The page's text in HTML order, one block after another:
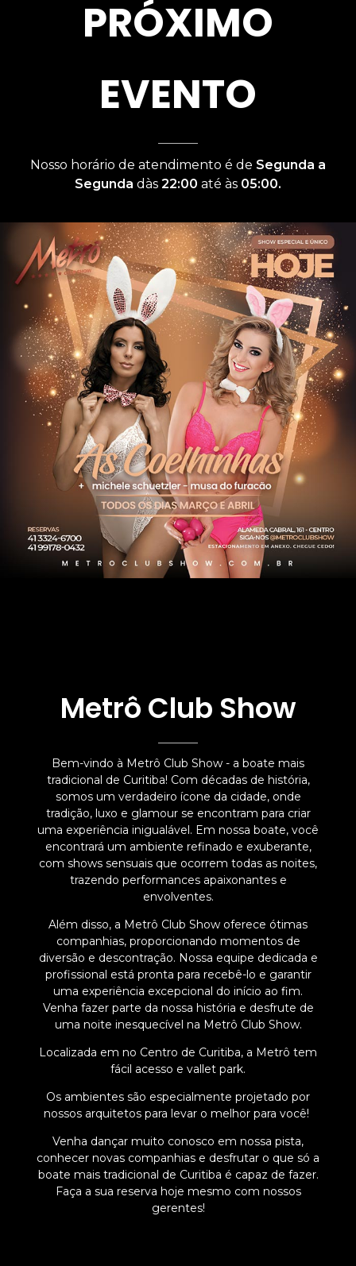
PRÓXIMO
EVENTO
Nosso horário de atendimento é de Segunda a
Segunda dàs 22:00 até às 05:00.
Metrô Club Show
Bem-vindo à Metrô Club Show - a boate mais
tradicional de Curitiba! Com décadas de história,
somos um verdadeiro ícone da cidade, onde
tradição, luxo e glamour se encontram para criar
uma experiência inigualável. Em nossa boate, você
encontrará um ambiente refinado e exuberante,
com shows sensuais que ocorrem todas as noites,
trazendo performances apaixonantes e
envolventes.
Além disso, a Metrô Club Show oferece ótimas
companhias, proporcionando momentos de
diversão e descontração. Nossa equipe dedicada e
profissional está pronta para recebê-lo e garantir
uma experiência excepcional do início ao fim.
Venha fazer parte da nossa história e desfrute de
uma noite inesquecível na Metrô Club Show.
Localizada em no Centro de Curitiba, a Metrô tem
fácil acesso e vallet park.
Os ambientes são especialmente projetado por
nossos arquitetos para levar o melhor para você!
Venha dançar muito conosco em nossa pista,
conhecer novas companhias e desfrutar o que só a
boate mais tradicional de Curitiba é capaz de fazer.
Faça a sua reserva hoje mesmo com nossos
gerentes!